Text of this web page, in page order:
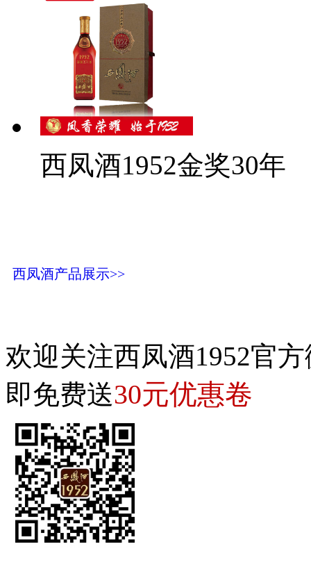
西凤酒1952金奖30年
西凤酒产品展示>>
欢迎关注西凤酒1952官
即免费送30元优惠卷